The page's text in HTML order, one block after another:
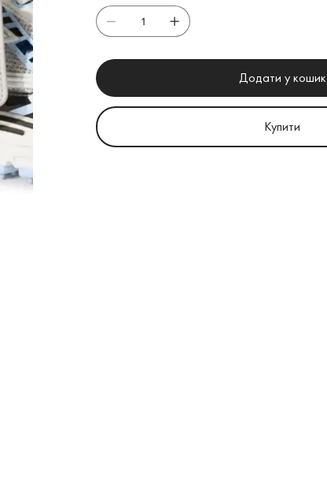
Додати у кошик
Купити